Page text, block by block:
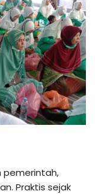
pemerintah,
Praktis sejak